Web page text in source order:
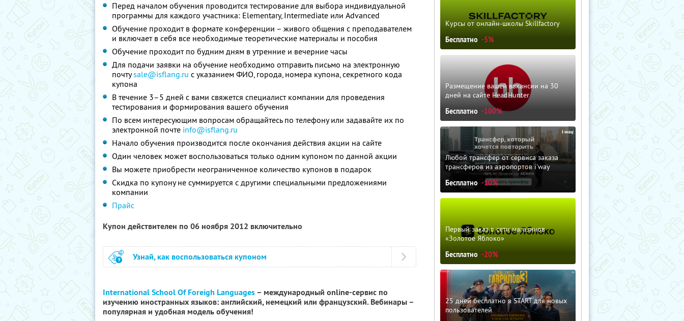
Перед началом обучения проводится тестирование для выбора индивидуальной
программы для каждого участника: Elementary, Intermediate или Advanced
Обучение проходит в формате конференции – живого общения с преподавателем
и включает в себя все необходимые теоретические материалы и пособия
Обучение проходит по будним дням в утренние и вечерние часы
Для подачи заявки на обучение необходимо отправить письмо на электронную
почтуsale@isflang.ru с указанием ФИО, города, номера купона, секретного кода
купона
В течение 3–5 дней с вами свяжется специалист компании для проведения
тестирования и формирования вашего обучения
По всем интересующим вопросам обращайтесь по телефону или задавайте их по
электронной почте info@isflang.ru
Начало обучения производится после окончания действия акции на сайте
Один человек может воспользоваться только одним купоном по данной акции
Вы можете приобрести неограниченное количество купонов в подарок
Скидка по купону не суммируется с другими специальными предложениями
компании
Прайс
Купон действителен по 06 ноября 2012 включительно
Узнай, как воспользоваться купоном
International School Of Foreigh Languages– международный online-сервис по
изучению иностранных языков: английский, немецкий или французский. Вебинары –
популярная и удобная модель обучения!
Курсы от онлайн-школы Skillfactory
Бесплатно -5%
Размещение вашей вакансии на 30
дней на сайте HeadHunter
Бесплатно -100%
Любой трансфер от сервиса заказа
трансферов из аэропортов i'way
Бесплатно -10%
Первый заказ в сети магазинов
«Золотое Яблоко»
Бесплатно -20%
25 дней бесплатно в START для новых
пользователей